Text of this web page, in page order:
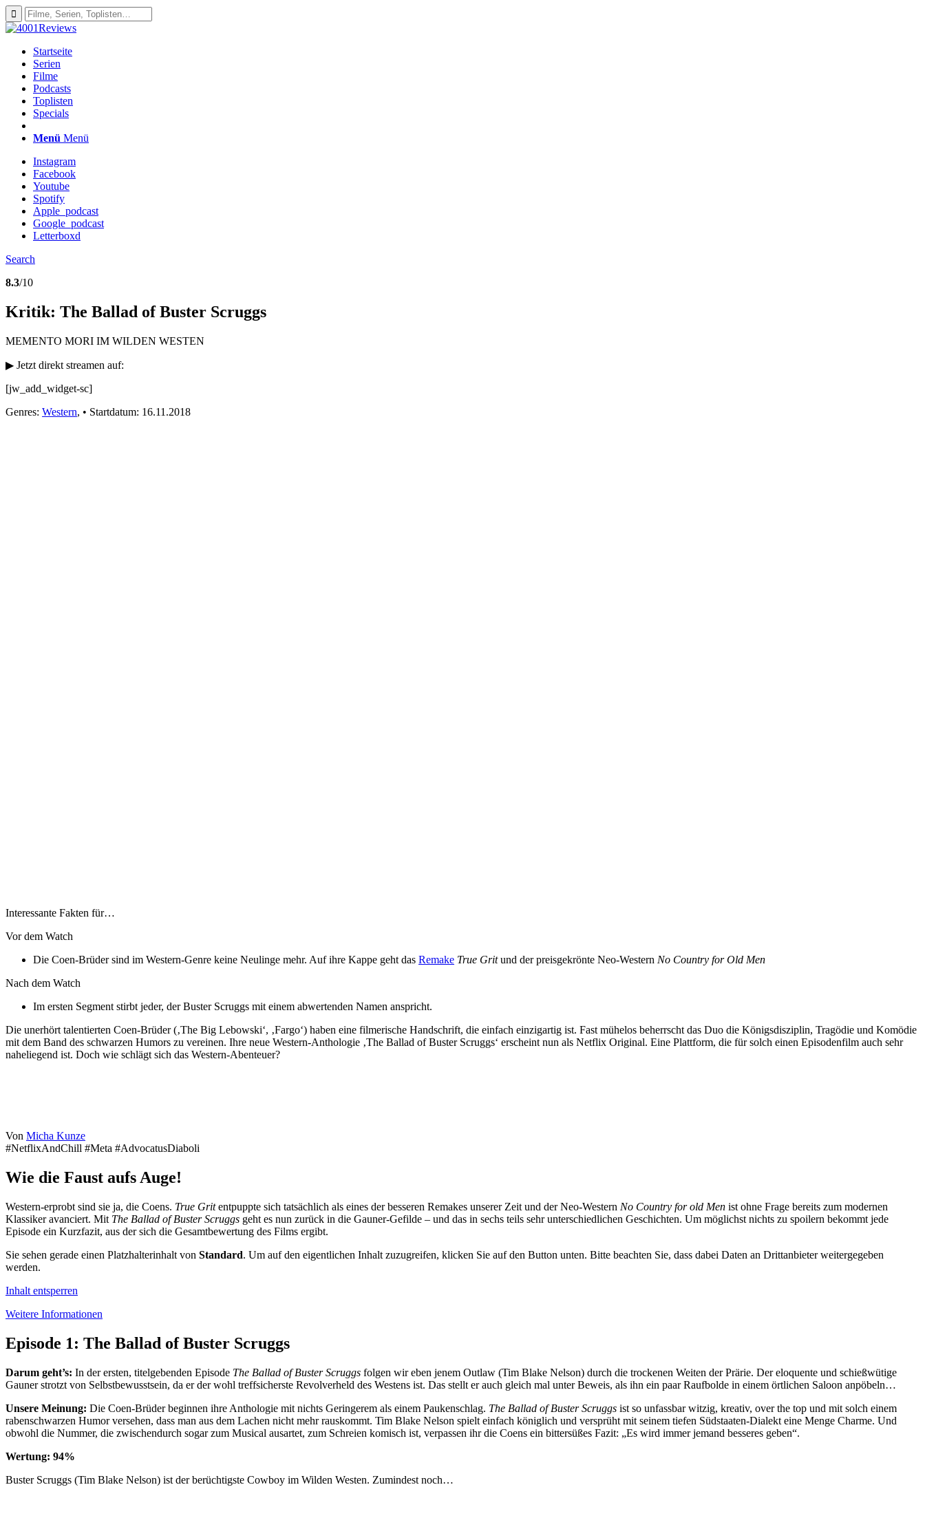
Startseite
Serien
Filme
Podcasts
Toplisten
Specials
Menü Menü
Instagram
Facebook
Youtube
Spotify
Apple_podcast
Google_podcast
Letterboxd
Search
8.3/10
Kritik: The Ballad of Buster Scruggs
MEMENTO MORI IM WILDEN WESTEN
▶ Jetzt direkt streamen auf:
[jw_add_widget-sc]
Genres: Western, • Startdatum: 16.11.2018
Interessante Fakten für…
Vor dem Watch
Die Coen-Brüder sind im Western-Genre keine Neulinge mehr. Auf ihre Kappe geht das Remake True Gritund der preisgekrönte Neo-Western No Country for Old Men
Nach dem Watch
Im ersten Segment stirbt jeder, der Buster Scruggs mit einem abwertenden Namen anspricht.
Die unerhört talentierten Coen-Brüder (‚The Big Lebowski‘, ‚Fargo‘) haben eine filmerische Handschrift, die einfach einzigartig ist. Fast mühelos beherrscht das Duo die Königsdisziplin, Tragödie und Komödie
mit dem Band des schwarzen Humors zu vereinen. Ihre neue Western-Anthologie ‚The Ballad of Buster Scruggs‘ erscheint nun als Netflix Original. Eine Plattform, die für solch einen Episodenfilm auch sehr
naheliegend ist. Doch wie schlägt sich das Western-Abenteuer?
Von Micha Kunze
#NetflixAndChill #Meta #AdvocatusDiaboli
Wie die Faust aufs Auge!
Western-erprobt sind sie ja, die Coens. True Gritentpuppte sich tatsächlich als eines der besseren Remakes unserer Zeit und der Neo-Western No Country for old Men ist ohne Frage bereits zum modernen
Klassiker avanciert. Mit The Ballad of Buster Scruggs geht es nun zurück in die Gauner-Gefilde – und das in sechs teils sehr unterschiedlichen Geschichten. Um möglichst nichts zu spoilern bekommt jede
Episode ein Kurzfazit, aus der sich die Gesamtbewertung des Films ergibt.
Sie sehen gerade einen Platzhalterinhalt von Standard. Um auf den eigentlichen Inhalt zuzugreifen, klicken Sie auf den Button unten. Bitte beachten Sie, dass dabei Daten an Drittanbieter weitergegeben
werden.
Inhalt entsperren
Weitere Informationen
Episode 1: The Ballad of Buster Scruggs
Darum geht’s: In der ersten, titelgebenden Episode The Ballad of Buster Scruggs folgen wir eben jenem Outlaw (Tim Blake Nelson) durch die trockenen Weiten der Prärie. Der eloquente und schießwütige
Gauner strotzt von Selbstbewusstsein, da er der wohl treffsicherste Revolverheld des Westens ist. Das stellt er auch gleich mal unter Beweis, als ihn ein paar Raufbolde in einem örtlichen Saloon anpöbeln…
Unsere Meinung: Die Coen-Brüder beginnen ihre Anthologie mit nichts Geringerem als einem Paukenschlag. The Ballad of Buster Scruggs ist so unfassbar witzig, kreativ, over the top und mit solch einem
rabenschwarzen Humor versehen, dass man aus dem Lachen nicht mehr rauskommt. Tim Blake Nelson spielt einfach königlich und versprüht mit seinem tiefen Südstaaten-Dialekt eine Menge Charme. Und
obwohl die Nummer, die zwischendurch sogar zum Musical ausartet, zum Schreien komisch ist, verpassen ihr die Coens ein bittersüßes Fazit: „Es wird immer jemand besseres geben“.
Wertung: 94%
Buster Scruggs (Tim Blake Nelson) ist der berüchtigste Cowboy im Wilden Westen. Zumindest noch…